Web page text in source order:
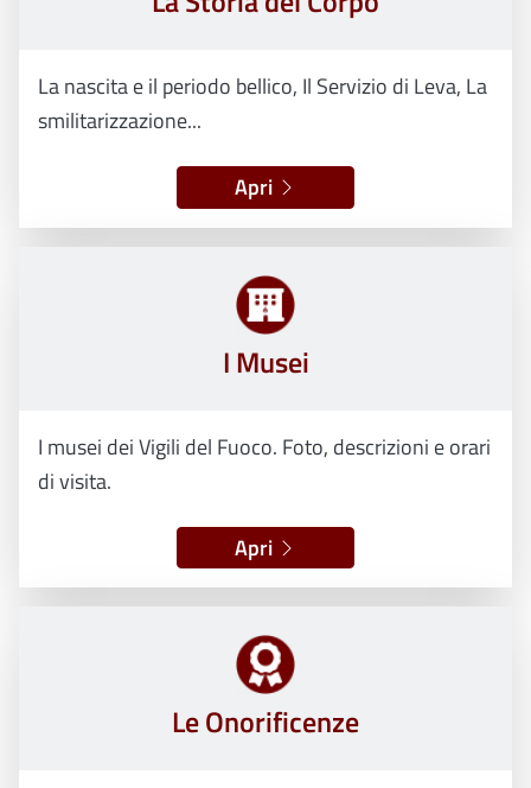
La nascita e il periodo bellico, Il Servizio di Leva, La
smilitarizzazione...
Apri
I Musei
I musei dei Vigili del Fuoco. Foto, descrizioni e orari
di visita.
Apri
Le Onorificenze